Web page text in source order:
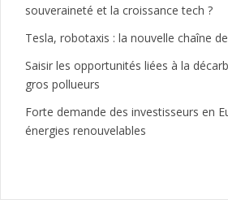
souveraineté et la croissance tech ?
Tesla, robotaxis : la nouvelle chaîne
Saisir les opportunités liées à la
gros pollueurs
Forte demande des investisseurs en
énergies renouvelables